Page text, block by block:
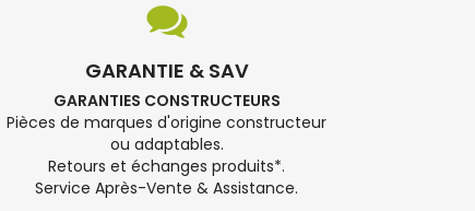
GARANTIE & SAV
GARANTIES CONSTRUCTEURS
Pièces de marques d'origine constructeur
ou adaptables.
Retours et échanges produits*.
Service Après-Vente & Assistance.